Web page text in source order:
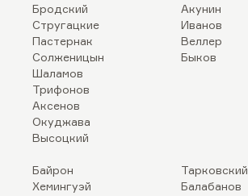
Бродский
Стругацкие
Пастернак
Солженицын
Шаламов
Трифонов
Аксенов
Окуджава
Высоцкий
Акунин
Иванов
Веллер
Быков
Байрон
Хемингуэй
Тарковский
Балабанов